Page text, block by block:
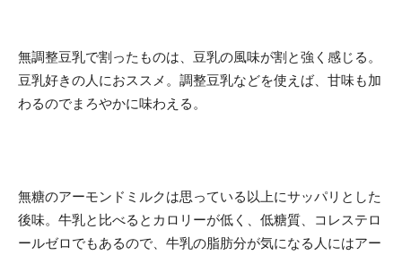
無調整豆乳で割ったものは、豆乳の風味が割と強く感じる。
豆乳好きの人におススメ。調整豆乳などを使えば、甘味も加
わるのでまろやかに味わえる。
無糖のアーモンドミルクは思っている以上にサッパリとした
後味。牛乳と比べるとカロリーが低く、低糖質、コレステロ
ールゼロでもあるので、牛乳の脂肪分が気になる人にはアー